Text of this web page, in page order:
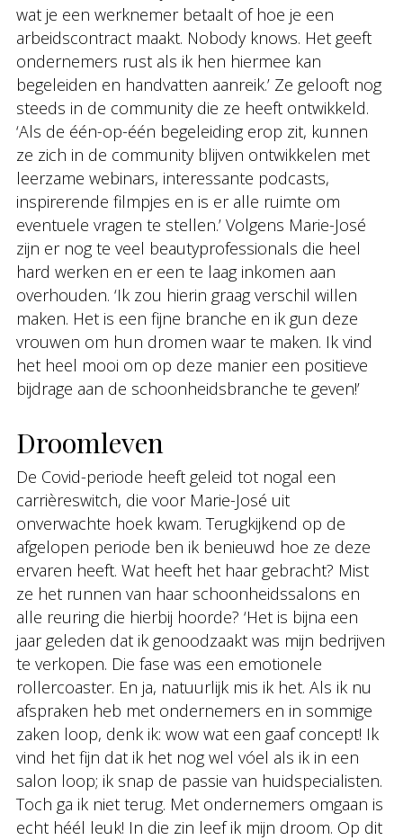
wat je een werknemer betaalt of hoe je een
arbeidscontract maakt. Nobody knows. Het geeft
ondernemers rust als ik hen hiermee kan
begeleiden en handvatten aanreik.’ Ze gelooft nog
steeds in de community die ze heeft ontwikkeld.
‘Als de één-op-één begeleiding erop zit, kunnen
ze zich in de community blijven ontwikkelen met
leerzame webinars, interessante podcasts,
inspirerende filmpjes en is er alle ruimte om
eventuele vragen te stellen.’ Volgens Marie-José
zijn er nog te veel beautyprofessionals die heel
hard werken en er een te laag inkomen aan
overhouden. ‘Ik zou hierin graag verschil willen
maken. Het is een fijne branche en ik gun deze
vrouwen om hun dromen waar te maken. Ik vind
het heel mooi om op deze manier een positieve
bijdrage aan de schoonheidsbranche te geven!’
Droomleven
De Covid-periode heeft geleid tot nogal een
carrièreswitch, die voor Marie-José uit
onverwachte hoek kwam. Terugkijkend op de
afgelopen periode ben ik benieuwd hoe ze deze
ervaren heeft. Wat heeft het haar gebracht? Mist
ze het runnen van haar schoonheidssalons en
alle reuring die hierbij hoorde? ‘Het is bijna een
jaar geleden dat ik genoodzaakt was mijn bedrijven
te verkopen. Die fase was een emotionele
rollercoaster. En ja, natuurlijk mis ik het. Als ik nu
afspraken heb met ondernemers en in sommige
zaken loop, denk ik: wow wat een gaaf concept! Ik
vind het fijn dat ik het nog wel vóel als ik in een
salon loop; ik snap de passie van huidspecialisten.
Toch ga ik niet terug. Met ondernemers omgaan is
echt héél leuk! In die zin leef ik mijn droom. Op dit